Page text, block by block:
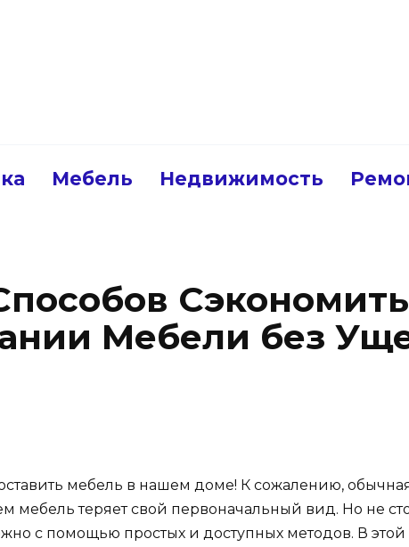
Мебель Недвижимость
Мебели без
мебель в нашем доме! К сожалению,
мебель теряет свой первоначальный вид. Но не
с помощью простых и доступных методов. В этой